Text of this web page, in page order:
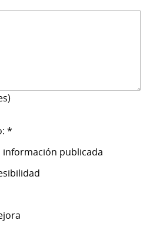
*
información publicada